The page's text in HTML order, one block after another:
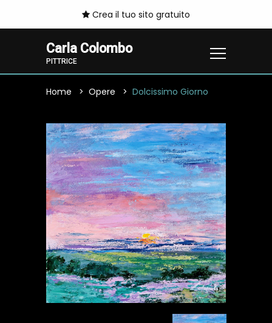
Crea il tuo sito gratuito
Carla Colombo
PITTRICE
Home Opere Dolcissimo Giorno